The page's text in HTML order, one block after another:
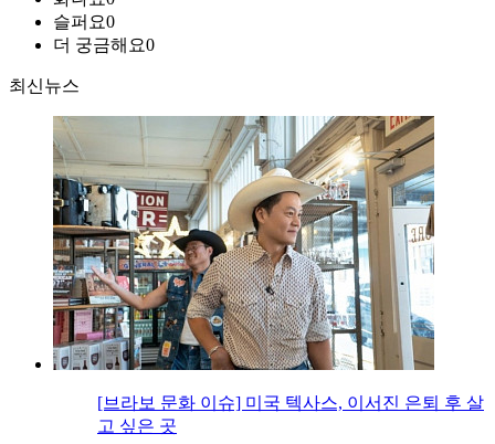
슬퍼요0
더 궁금해요0
최신뉴스
[브라보 문화 이슈] 미국 텍사스, 이서진 은퇴 후 살
고 싶은 곳